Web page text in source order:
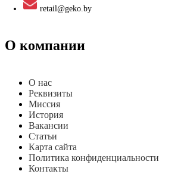
retail@geko.by
О компании
О нас
Реквизиты
Миссия
История
Вакансии
Статьи
Карта сайта
Политика конфиденциальности
Контакты